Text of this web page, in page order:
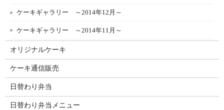
ケーキギャラリー ～2014年12月～
ケーキギャラリー ～2014年11月～
オリジナルケーキ
ケーキ通信販売
日替わり弁当
日替わり弁当メニュー